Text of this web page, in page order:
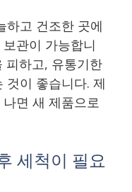
하고 건조한 곳에
관이 가능합니
피하고, 유통기한
것이 좋습니다. 제
면 새 제품으로
세척이 필요